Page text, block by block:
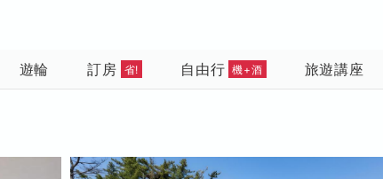
遊輪 訂房 省! 自由行 機+酒 旅遊講座